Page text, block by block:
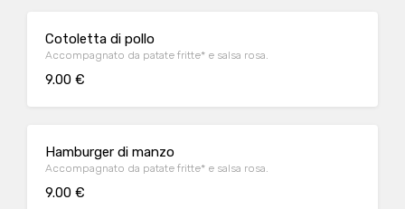
Cotoletta di pollo
Accompagnato da patate fritte* e salsa rosa.
9.00 €
Hamburger di manzo
Accompagnato da patate fritte* e salsa rosa.
9.00 €